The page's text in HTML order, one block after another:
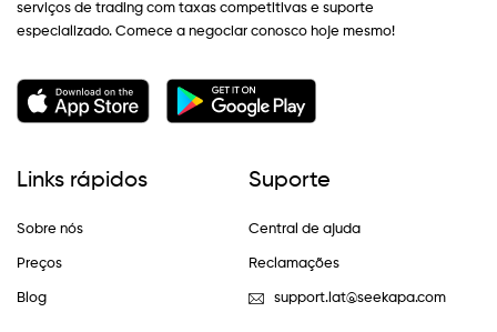
serviços de trading com taxas competitivas e suporte
especializado. Comece a negociar conosco hoje mesmo!
Links rápidos
Sobre nós
Preços
Blog
Suporte
Central de ajuda
Reclamações
support.lat@seekapa.com